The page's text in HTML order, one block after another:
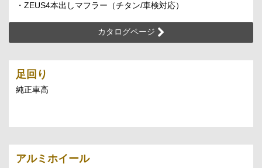
・ZEUS4本出しマフラー（チタン/車検対応）
カタログページ
足回り
純正車高
アルミホイール